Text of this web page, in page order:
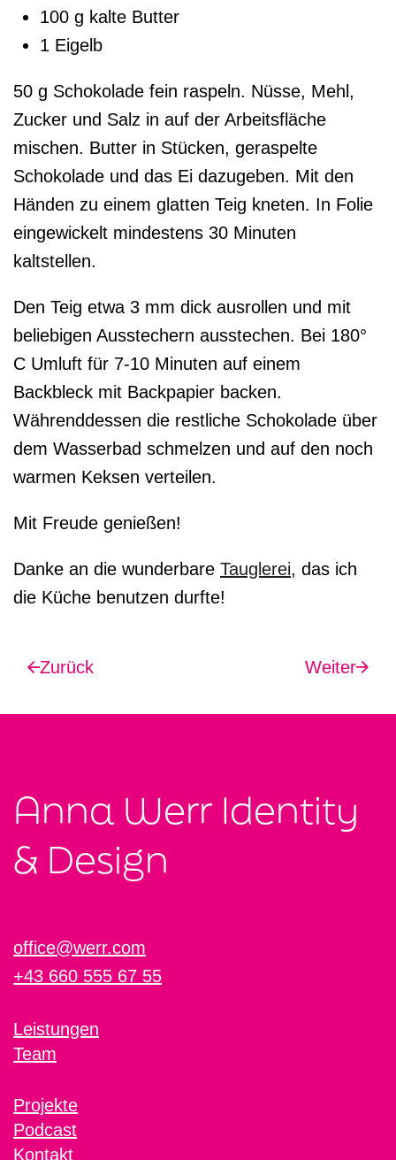
100 g kalte Butter
1 Eigelb
50 g Schokolade fein raspeln. Nüsse, Mehl,
Zucker und Salz in auf der Arbeitsfläche
mischen. Butter in Stücken, geraspelte
Schokolade und das Ei dazugeben. Mit den
Händen zu einem glatten Teig kneten. In Folie
eingewickelt mindestens 30 Minuten
kaltstellen.
Den Teig etwa 3 mm dick ausrollen und mit
beliebigen Ausstechern ausstechen. Bei 180°
C Umluft für 7-10 Minuten auf einem
Backbleck mit Backpapier backen.
Währenddessen die restliche Schokolade über
dem Wasserbad schmelzen und auf den noch
warmen Keksen verteilen.
Mit Freude genießen!
Danke an die wunderbare Tauglerei, das ich
die Küche benutzen durfte!
Zurück Weiter
Anna Werr Identity
& Design
office@werr.com
+43 660 555 67 55
Leistungen
Team
Projekte
Podcast
Kontakt